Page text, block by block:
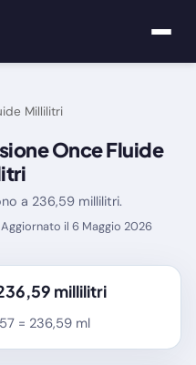
Millilitri
Once Fluide
a 236,59 millilitri.
il 6 Maggio 2026
millilitri
= 236,59 ml